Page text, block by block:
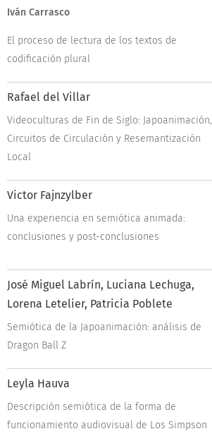
Iván Carrasco
El proceso de lectura de los textos de
codificación plural
Rafael del Villar
Videoculturas de Fin de Siglo: Japoanimación,
Circuitos de Circulación y Resemantización
Local
Victor Fajnzylber
Una experiencia en semiótica animada:
conclusiones y post-conclusiones
José Miguel Labrín, Luciana Lechuga,
Lorena Letelier, Patricia Poblete
Semiótica de la Japoanimación: análisis de
Dragon Ball Z
Leyla Hauva
Descripción semiótica de la forma de
funcionamiento audiovisual de Los Simpson